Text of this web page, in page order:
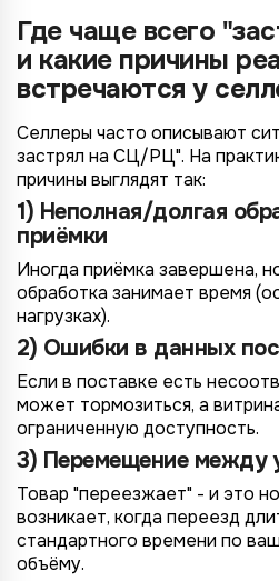
Где чаще всего
и какие причины
встречаются у
Селлеры часто описывают
застрял на СЦ/РЦ". На
причины выглядят так:
1) Неполная/долгая
приёмки
Иногда приёмка завершена,
обработка занимает время
нагрузках).
2) Ошибки в данных
Если в поставке есть
может тормозиться, а
ограниченную доступность.
3) Перемещение между
Товар "переезжает" - и это
возникает, когда переезд
стандартного времени по
объёму.